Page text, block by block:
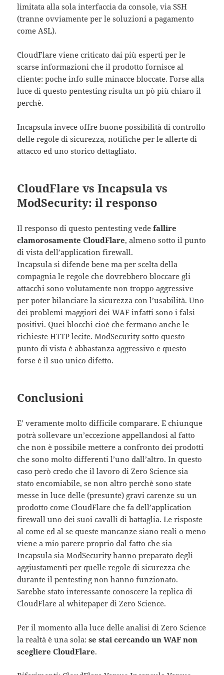
limitata alla sola interfaccia da console, via SSH
(tranne ovviamente per le soluzioni a pagamento
come ASL).
CloudFlare viene criticato dai più esperti per le
scarse informazioni che il prodotto fornisce al
cliente: poche info sulle minacce bloccate. Forse alla
luce di questo pentesting risulta un pò più chiaro il
perchè.
Incapsula invece offre buone possibilità di controllo
delle regole di sicurezza, notifiche per le allerte di
attacco ed uno storico dettagliato.
CloudFlare vs Incapsula vs
ModSecurity: il responso
Il responso di questo pentesting vedefallire
clamorosamente CloudFlare, almeno sotto il punto
di vista dell’application firewall.
Incapsula si difende bene ma per scelta della
compagnia le regole che dovrebbero bloccare gli
attacchi sono volutamente non troppo aggressive
per poter bilanciare la sicurezza con l’usabilità. Uno
dei problemi maggiori dei WAF infatti sono i falsi
positivi. Quei blocchi cioè che fermano anche le
richieste HTTP lecite. ModSecurity sotto questo
punto di vista è abbastanza aggressivo e questo
forse è il suo unico difetto.
Conclusioni
E’ veramente molto difficile comparare. E chiunque
potrà sollevare un’eccezione appellandosi al fatto
che non è possibile mettere a confronto dei prodotti
che sono molto differenti l’uno dall’altro. In questo
caso però credo che il lavoro di Zero Science sia
stato encomiabile, se non altro perchè sono state
messe in luce delle (presunte) gravi carenze su un
prodotto come CloudFlare che fa dell’application
firewall uno dei suoi cavalli di battaglia. Le risposte
al come ed al se queste mancanze siano reali o meno
viene a mio parere proprio dal fatto che sia
Incapsula sia ModSecurity hanno preparato degli
aggiustamenti per quelle regole di sicurezza che
durante il pentesting non hanno funzionato.
Sarebbe stato interessante conoscere la replica di
CloudFlare al whitepaper di Zero Science.
Per il momento alla luce delle analisi di Zero Science
la realtà è una sola: se stai cercando un WAF non
scegliere CloudFlare.